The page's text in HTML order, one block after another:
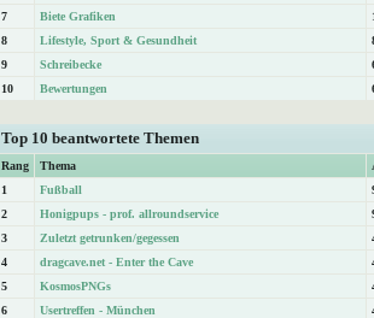
7
Biete Grafiken
8
Lifestyle, Sport & Gesundheit
9
Schreibecke
10
Bewertungen
Top 10 beantwortete Themen
Rang Thema
1
Fußball
2
Honigpups - prof. allroundservice
3
Zuletzt getrunken/gegessen
4
dragcave.net - Enter the Cave
5
KosmosPNGs
6
Usertreffen - München